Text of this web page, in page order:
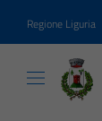
Regione Liguria